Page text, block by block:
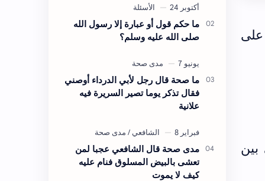
على
معناه أخرجه ابن أبي الدنيا في العقوبات
(ص3…
ما حكم قول أو عبارة إلا رسول الله
صلى الله عليه وسلم؟
ما صحة قال رجل لأبي الدرداء أوصني
فقال تذكر يوما تصير السريرة فيه
علانية
مدى صحة قال الشافعي عجبا لمن
تعشى بالبيض المسلوق فنام عليه
كيف لا يموت